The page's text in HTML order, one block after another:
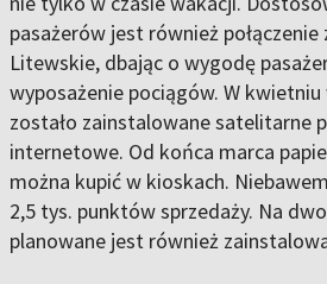
pasażerów jest również połączenie
Litewskie, dbając o wygodę
wyposażenie pociągów. W kwietniu
zostało zainstalowane satelitarne
internetowe. Od końca marca
można kupić w kioskach.
2,5 tys. punktów sprzedaży. Na
planowane jest również